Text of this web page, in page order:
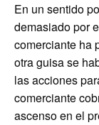
En un sentido
demasiado por
comerciante ha
otra guisa se
las acciones
comerciante
ascenso en el